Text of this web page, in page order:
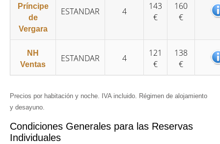
Príncipe
de
Vergara
ESTANDAR 4
143
€
160
€
NH
Ventas
ESTANDAR 4
121
€
138
€
Precios por habitación y noche. IVA incluido. Régimen de alojamiento
y desayuno.
Condiciones Generales para las Reservas
Individuales